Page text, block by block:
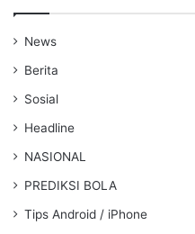
News
Berita
Sosial
Headline
NASIONAL
PREDIKSI BOLA
Tips Android / iPhone